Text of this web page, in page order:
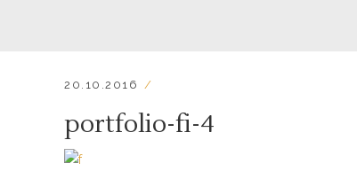
20.10.2016
portfolio-fi-4